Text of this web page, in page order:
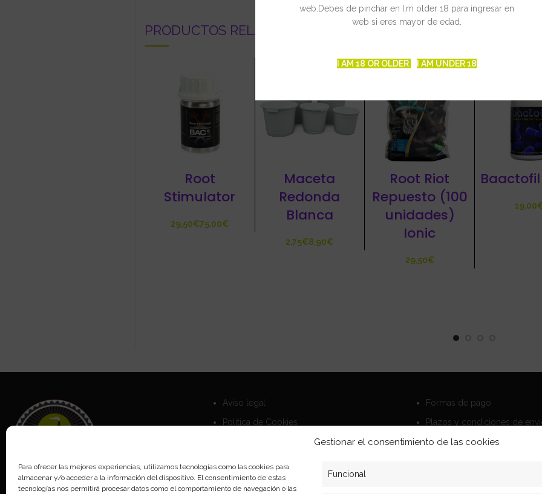
web.Debes de pinchar en I,m older 18 para ingresar en
web si eres mayor de edad.
I AM 18 OR OLDER I AM UNDER 18
Gestionar el consentimiento de las cookies
Para ofrecer las mejores experiencias, utilizamos tecnologías como las cookies para
almacenar y/o acceder a la información del dispositivo. El consentimiento de estas
tecnologías nos permitirá procesar datos como el comportamiento de navegación o las
Funcional
PRODUCTOS RELACIONADOS
Root
Stimulator
€ €
Maceta
Redonda
Blanca
€ €
Root Riot
Repuesto (100
unidades)
Ionic
€
Aviso legal
Política de Cookies
Formas de pago
Plazos y condiciones de
Politica de devoluciones